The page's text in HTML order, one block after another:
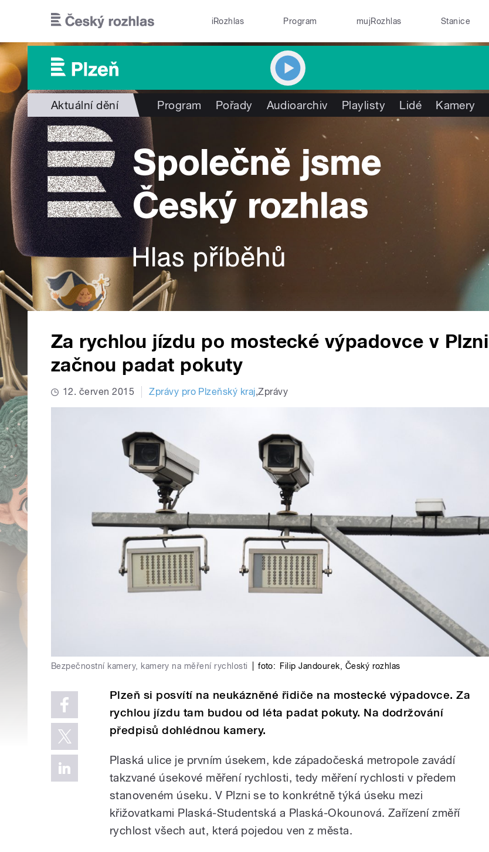
iRozhlas Program mujRozhlas Stanice
Aktuální dění Program Pořady Audioarchiv Playlisty Lidé Kamery
Za rychlou jízdu po mostecké výpadovce v Plzni
začnou padat pokuty
12. červen 2015 Zprávy pro Plzeňský kraj,Zprávy
Bezpečnostní kamery, kamery na měření rychlosti foto: Filip Jandourek, Český rozhlas
Plzeň si posvítí na neukázněné řidiče na mostecké výpadovce. Za
rychlou jízdu tam budou od léta padat pokuty. Na dodržování
předpisů dohlédnou kamery.
Plaská ulice je prvním úsekem, kde západočeská metropole zavádí
takzvané úsekové měření rychlosti, tedy měření rychlosti v předem
stanoveném úseku. V Plzni se to konkrétně týká úseku mezi
křižovatkami Plaská-Studentská a Plaská-Okounová. Zařízení změří
rychlost všech aut, která pojedou ven z města.